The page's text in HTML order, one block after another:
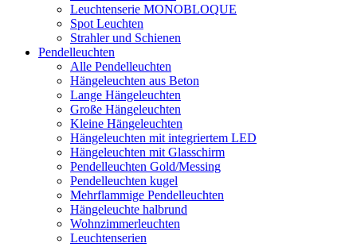
Leuchtenserie MONOBLOQUE
Spot Leuchten
Strahler und Schienen
Pendelleuchten
Alle Pendelleuchten
Hängeleuchten aus Beton
Lange Hängeleuchten
Große Hängeleuchten
Kleine Hängeleuchten
Hängeleuchten mit integriertem LED
Hängeleuchten mit Glasschirm
Pendelleuchten Gold/Messing
Pendelleuchten kugel
Mehrflammige Pendelleuchten
Hängeleuchte halbrund
Wohnzimmerleuchten
Leuchtenserien